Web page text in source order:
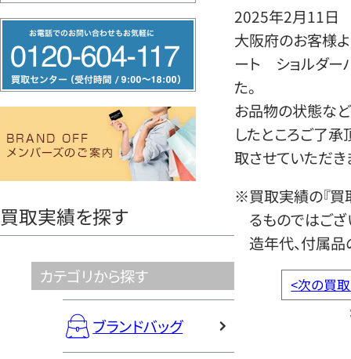
リ
ー
ヤ
買取実績を探す
カテゴリから探す
ブランドバッグ
2025年2月11日
大阪府のお客様よ
ート ショルダー
た。
お品物の状態など
したところご了
取させていただき
※買取実績の『買
るものではござ
造年代、付属品
<次の買